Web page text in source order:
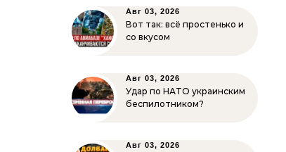
Авг 03, 2026
Вот так: всё простенько и
со вкусом
Авг 03, 2026
Удар по НАТО украинским
беспилотником?
Авг 03, 2026